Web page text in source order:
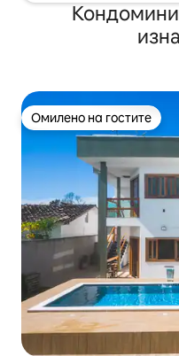
Омилено на гостите
Омилено на гостите